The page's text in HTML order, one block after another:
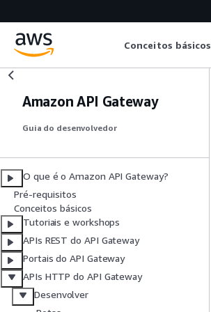
Conceitos básicos
Amazon API Gateway
Guia do desenvolvedor
O que é o Amazon API Gateway?
Pré-requisitos
Conceitos básicos
Tutoriais e workshops
APIs REST do API Gateway
Portais do API Gateway
APIs HTTP do API Gateway
Desenvolver